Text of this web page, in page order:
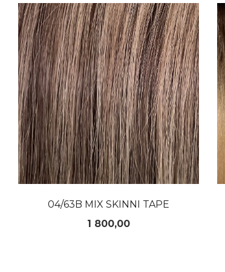
04/63B MIX SKINNI TAPE
Pris
1 800,00